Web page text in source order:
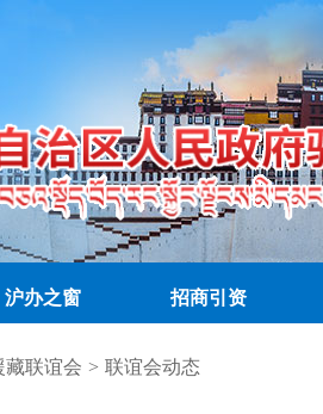
沪办之窗 招商引资
藏联谊会 > 联谊会动态